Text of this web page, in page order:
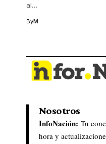
al…
ByM
Nosotros
InfoNación: Tu
hora y